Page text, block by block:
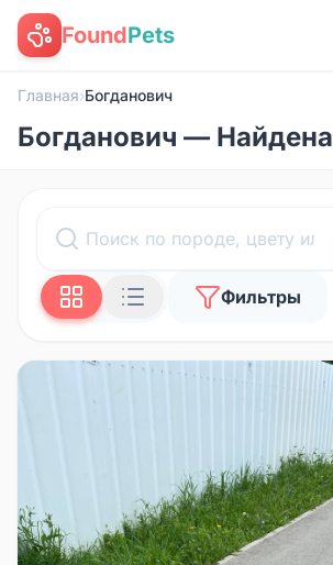
FoundPets
Главная›Богданович
Богданович — Найдена
Фильтры